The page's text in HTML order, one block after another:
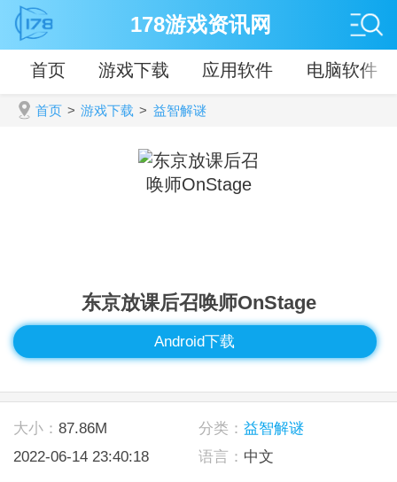
178游戏资讯网
首页 游戏下载 应用软件 电脑软件
首页 > 游戏下载 > 益智解谜
东京放课后召唤师OnStage
Android下载
大小： 87.86M 分类： 益智解谜
2022-06-14 23:40:18
语言： 中文